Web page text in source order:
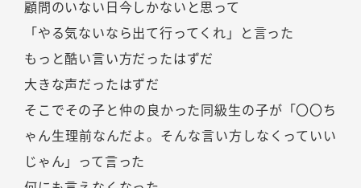
顧問のいない日今しかないと思って
「やる気ないなら出て行ってくれ」と言った
もっと酷い言い方だったはずだ
大きな声だったはずだ
そこでその子と仲の良かった同級生の子が「〇〇ち
ゃん生理前なんだよ。そんな言い方しなくっていい
じゃん」って言った